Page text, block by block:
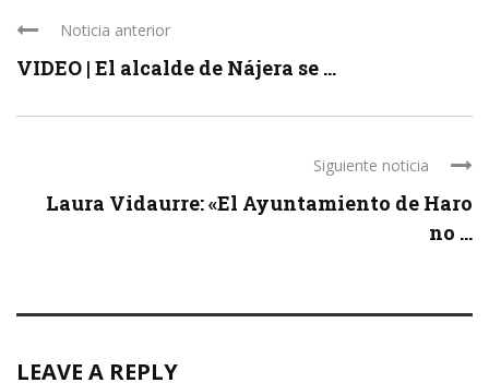
Noticia anterior
VIDEO | El alcalde de Nájera se ...
Siguiente noticia
Laura Vidaurre: «El Ayuntamiento de Haro
no ...
LEAVE A REPLY